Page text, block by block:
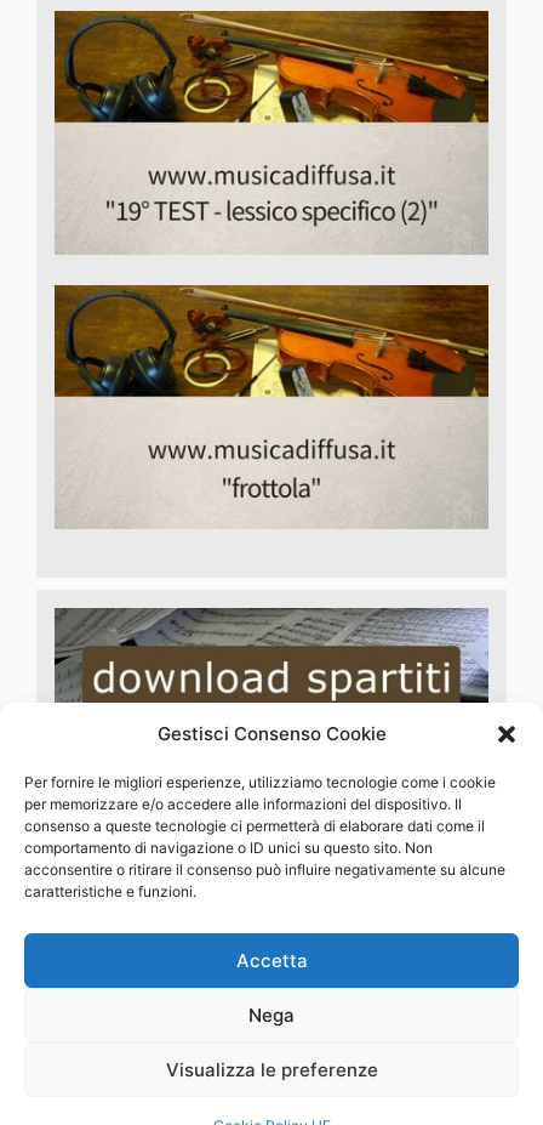
Gestisci Consenso Cookie
Per fornire le migliori esperienze, utilizziamo tecnologie come i cookie
per memorizzare e/o accedere alle informazioni del dispositivo. Il
consenso a queste tecnologie ci permetterà di elaborare dati come il
comportamento di navigazione o ID unici su questo sito. Non
acconsentire o ritirare il consenso può influire negativamente su alcune
caratteristiche e funzioni.
Accetta
Nega
Visualizza le preferenze